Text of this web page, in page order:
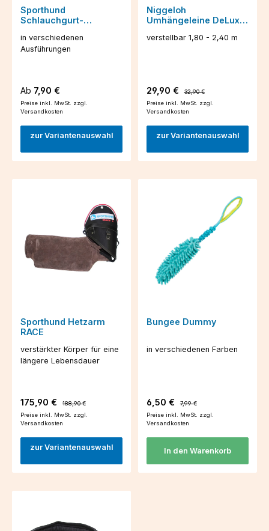
Sporthund
Schlauchgurt-
in verschiedenen
Ausführungen
Regulärer Preis:
Ab 7,90 €
Preise inkl. MwSt. zzgl.
Versandkosten
zur Variantenauswahl
Niggeloh
Umhängeleine DeLuxe
verstellbar 1,80 - 2,40 m
Verkaufspreis:
29,90 €
32,90 €
Preise inkl. MwSt. zzgl.
Versandkosten
zur Variantenauswahl
Sporthund Hetzarm
RACE
verstärkter Körper für eine
längere Lebensdauer
Verkaufspreis:
175,90 €
188,90 €
Preise inkl. MwSt. zzgl.
Versandkosten
zur Variantenauswahl
Bungee Dummy
in verschiedenen Farben
Verkaufspreis:
6,50 €
7,99 €
Preise inkl. MwSt. zzgl.
Versandkosten
In den Warenkorb